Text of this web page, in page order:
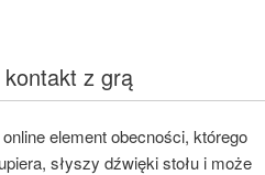
z grą
element obecności, którego
słyszy dźwięki stołu i może